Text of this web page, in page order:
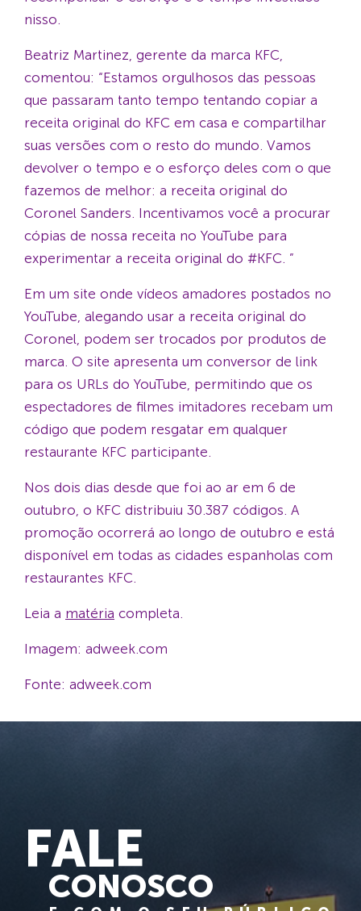
nisso.
Beatriz Martinez, gerente da marca KFC,
comentou: “Estamos orgulhosos das pessoas
que passaram tanto tempo tentando copiar a
receita original do KFC em casa e compartilhar
suas versões com o resto do mundo. Vamos
devolver o tempo e o esforço deles com o que
fazemos de melhor: a receita original do
Coronel Sanders. Incentivamos você a procurar
cópias de nossa receita no YouTube para
experimentar a receita original do #KFC. ”
Em um site onde vídeos amadores postados no
YouTube, alegando usar a receita original do
Coronel, podem ser trocados por produtos de
marca. O site apresenta um conversor de link
para os URLs do YouTube, permitindo que os
espectadores de filmes imitadores recebam um
código que podem resgatar em qualquer
restaurante KFC participante.
Nos dois dias desde que foi ao ar em 6 de
outubro, o KFC distribuiu 30.387 códigos. A
promoção ocorrerá ao longo de outubro e está
disponível em todas as cidades espanholas com
restaurantes KFC.
Leia a matéria completa.
Imagem: adweek.com
Fonte: adweek.com
FALE
CONOSCO